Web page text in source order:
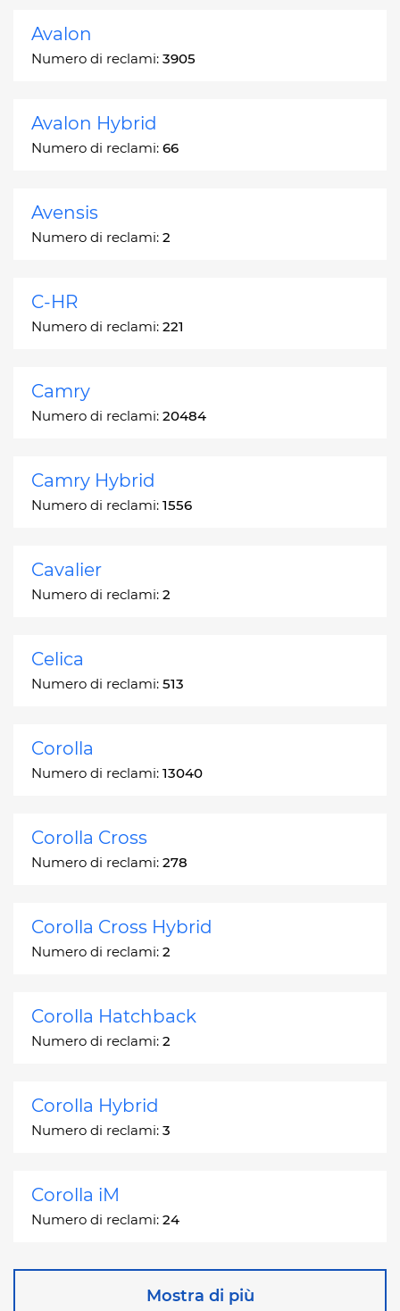
Avalon
Numero di reclami: 3905
Avalon Hybrid
Numero di reclami: 66
Avensis
Numero di reclami: 2
C-HR
Numero di reclami: 221
Camry
Numero di reclami: 20484
Camry Hybrid
Numero di reclami: 1556
Cavalier
Numero di reclami: 2
Celica
Numero di reclami: 513
Corolla
Numero di reclami: 13040
Corolla Cross
Numero di reclami: 278
Corolla Cross Hybrid
Numero di reclami: 2
Corolla Hatchback
Numero di reclami: 2
Corolla Hybrid
Numero di reclami: 3
Corolla iM
Numero di reclami: 24
Mostra di più